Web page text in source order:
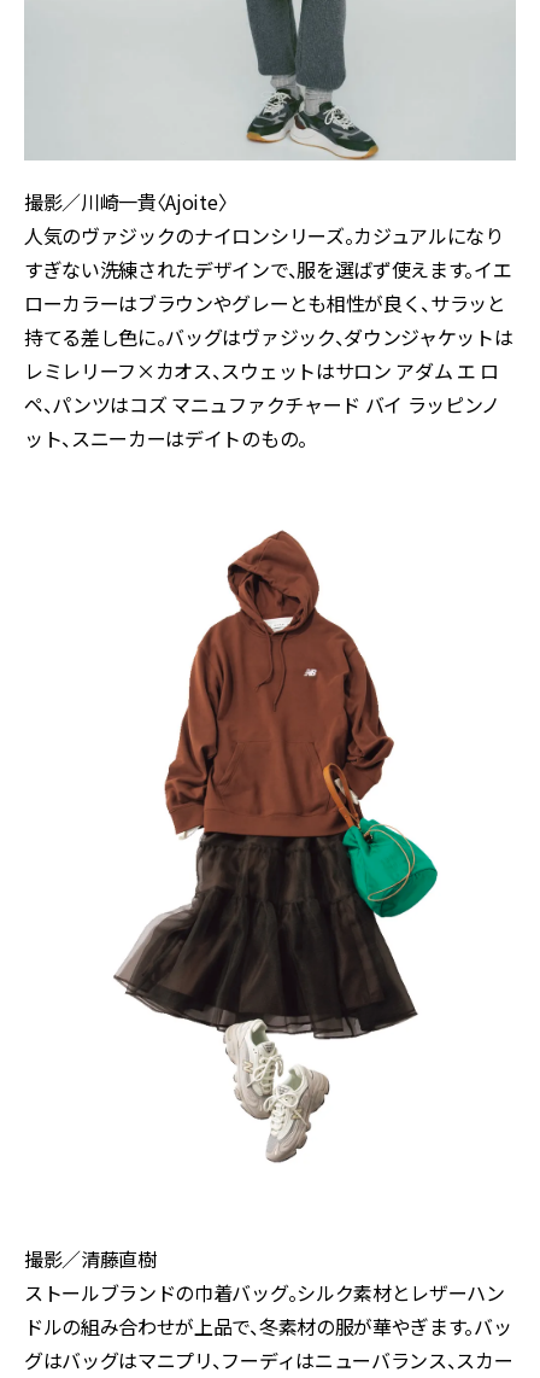
撮影／川崎一貴〈Ajoite〉
人気のヴァジックのナイロンシリーズ。カジュアルになり
すぎない洗練されたデザインで、服を選ばず使えます。イエ
ローカラーはブラウンやグレーとも相性が良く、サラッと
持てる差し色に。バッグはヴァジック、ダウンジャケットは
レミレリーフ×カオス、スウェットはサロン アダム エ ロ
ペ、パンツはコズ マニュファクチャード バイ ラッピンノ
ット、スニーカーはデイトのもの。
撮影／清藤直樹
ストールブランドの巾着バッグ。シルク素材とレザーハン
ドルの組み合わせが上品で、冬素材の服が華やぎます。バッ
グはバッグはマニプリ、フーディはニューバランス、スカー